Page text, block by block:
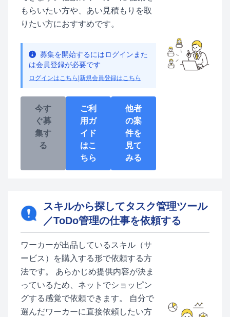
もらいたい方や、あい見積もりを取
りたい方におすすめです。
募集を開始するにはログインまた
は会員登録が必要です
ログインはこちら 新規会員登録はこちら
今す
ぐ募
集す
る
ご利
用ガ
イド
はこ
ちら
他者
の案
件を
見て
みる
スキルから探してタスク管理ツール
／ToDo管理の仕事を依頼する
ワーカーが出品しているスキル（サ
ービス）を購入する形で依頼する方
法です。 あらかじめ提供内容が決ま
っているため、ネットでショッピン
グする感覚で依頼できます。 自分で
選んだワーカーに直接依頼したい方